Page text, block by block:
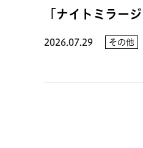
「ナイトミラー
2026.07.29 その他